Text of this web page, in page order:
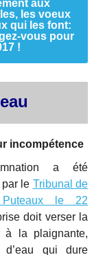
aux
les voeux
qui les font:
vous pour
!
incompétence
a été
le Tribunal de
le 22
doit verser la
à la plaignante,
d’eau qui dure